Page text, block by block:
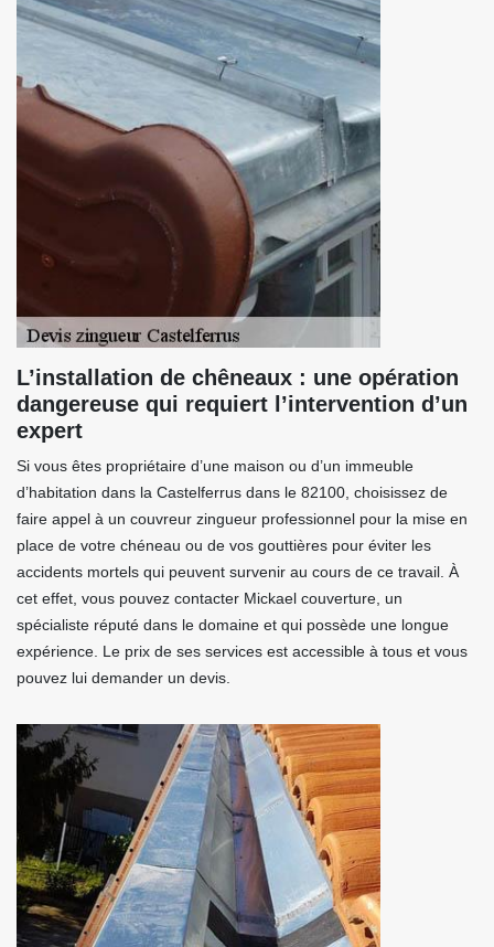
L’installation de chêneaux : une opération
dangereuse qui requiert l’intervention d’un
expert
Si vous êtes propriétaire d’une maison ou d’un immeuble
d’habitation dans la Castelferrus dans le 82100, choisissez de
faire appel à un couvreur zingueur professionnel pour la mise en
place de votre chéneau ou de vos gouttières pour éviter les
accidents mortels qui peuvent survenir au cours de ce travail. À
cet effet, vous pouvez contacter Mickael couverture, un
spécialiste réputé dans le domaine et qui possède une longue
expérience. Le prix de ses services est accessible à tous et vous
pouvez lui demander un devis.